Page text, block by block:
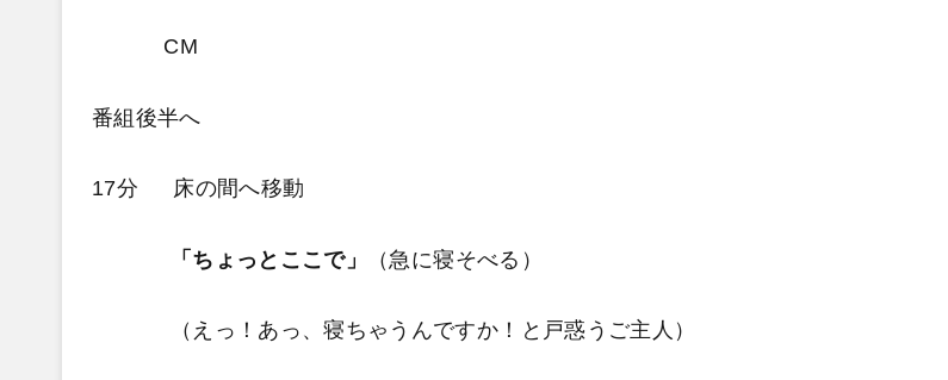
CM
番組後半へ
17分 床の間へ移動
「ちょっとここで」 （急に寝そべる）
（えっ！あっ、寝ちゃうんですか！と戸惑うご主人）